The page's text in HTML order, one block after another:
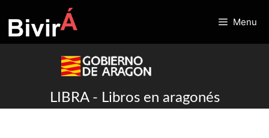
to
content
Menu
LIBRA - Libros en aragonés